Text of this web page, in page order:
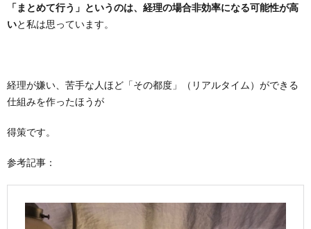
「まとめて行う」というのは、経理の場合非効率になる可能性が高
いと私は思っています。
経理が嫌い、苦手な人ほど「その都度」（リアルタイム）ができる
仕組みを作ったほうが
得策です。
参考記事：